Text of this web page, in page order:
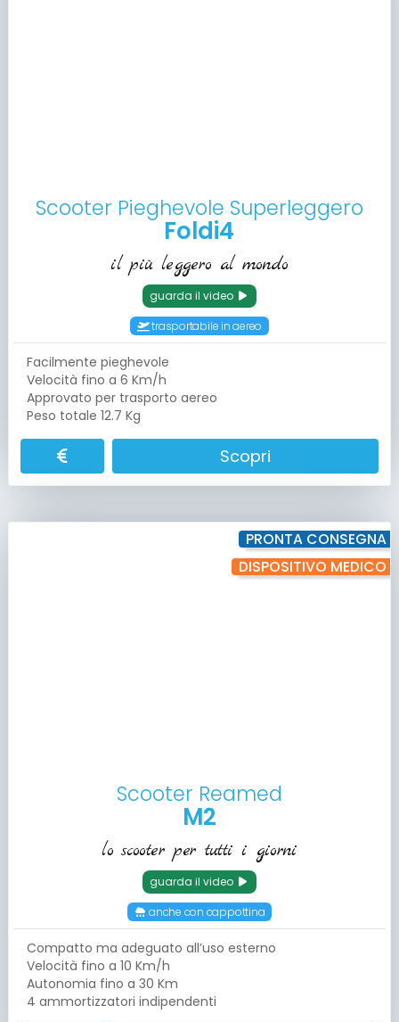
Scooter Pieghevole Superleggero
Foldi4
il più leggero al mondo
guarda il video
trasportabile in aereo
Facilmente pieghevole
Velocità fino a 6 Km/h
Approvato per trasporto aereo
Peso totale 12.7 Kg
Scopri
PRONTA CONSEGNA
DISPOSITIVO MEDICO
Scooter Reamed
M2
lo scooter per tutti i giorni
guarda il video
anche con cappottina
Compatto ma adeguato all’uso esterno
Velocità fino a 10 Km/h
Autonomia fino a 30 Km
4 ammortizzatori indipendenti